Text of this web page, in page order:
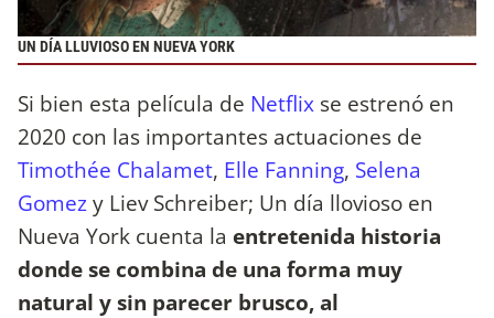
UN DÍA LLUVIOSO EN NUEVA YORK
Si bien esta película de Netflix se estrenó en
2020 con las importantes actuaciones de
Timothée Chalamet, Elle Fanning, Selena
Gomezy Liev Schreiber; Un día llovioso en
Nueva York cuenta la entretenida historia
donde se combina de una forma muy
natural y sin parecer brusco, al